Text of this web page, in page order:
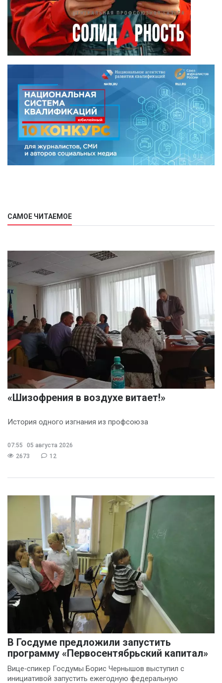
САМОЕ ЧИТАЕМОЕ
«Шизофрения в воздухе витает!»
История одного изгнания из профсоюза
07:55
05 августа 2026
2673
12
В Госдуме предложили запустить
программу «Первосентябрьский капитал»
Вице‑спикер Госдумы Борис Чернышов выступил с
инициативой запустить ежегодную федеральную